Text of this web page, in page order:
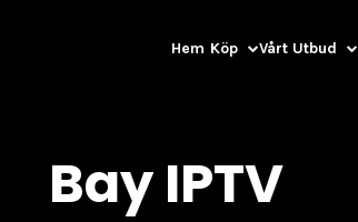
Hem Köp Vårt Utbud
Bay IPTV